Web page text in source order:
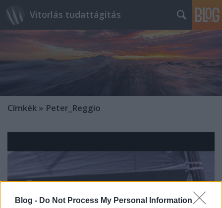
Blog - Do Not Process My Personal Information
Vitorlás tudattágítás
Címkék » Peter_Reggio